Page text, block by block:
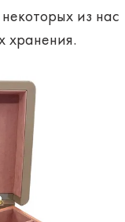
из нас
хранения.